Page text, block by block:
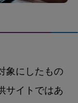
象にしたもの
サイトではあ